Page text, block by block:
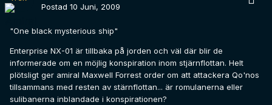
Postad 10 Juni, 2009
"One black mysterious ship"
Enterprise NX-01 är tillbaka på jorden och väl där blir de
informerade om en möjlig konspiration inom stjärnflottan. Helt
plötsligt ger amiral Maxwell Forrest order om att attackera Qo'nos
tillsammans med resten av stärnflottan... är romulanerna eller
sulibanerna inblandade i konspirationen?